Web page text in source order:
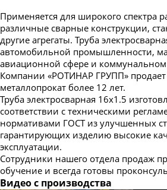
Применяется для широкого спектра
различные сварные конструкции,
другие агрегаты. Труба
автомобильной промышленности,
авиационной сфере и коммунальном
Компании «РОТИНАР ГРУПП» продает
металлопрокат более 12 лет.
Труба электросварная 16х1.5
соответствии с техническими
нормативами ГОСТ из улучшенных
гарантирующих изделию высокие
эксплуатации.
Сотрудники нашего отдела продаж
обучение и всегда готовы
Видео с производства